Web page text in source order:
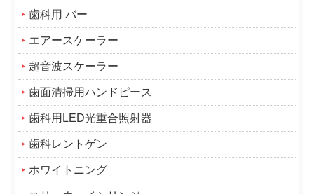
歯科用 バー
エアースケーラー
超音波スケーラー
歯面清掃用ハンドピース
歯科用LED光重合照射器
歯科レントゲン
ホワイトニング